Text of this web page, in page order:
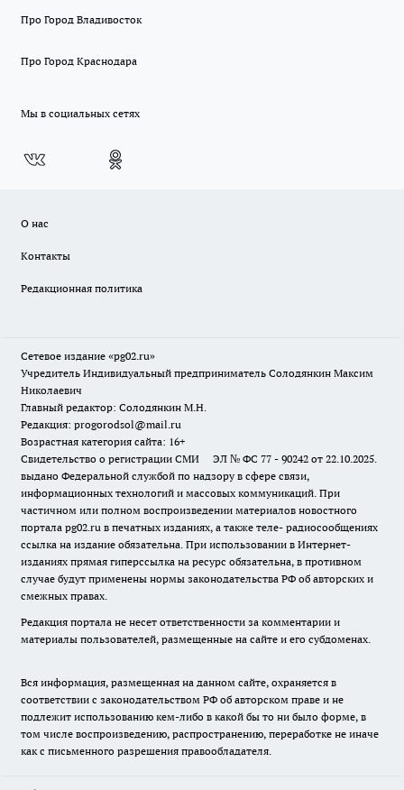
Про Город Владивосток
Про Город Краснодара
Мы в социальных сетях
О нас
Контакты
Редакционная политика
Сетевое издание «pg02.ru»
Учредитель Индивидуальный предприниматель Солодянкин Максим
Николаевич
Главный редактор: Солодянкин М.Н.
Редакция: progorodsol@mail.ru
Возрастная категория сайта: 16+
Свидетельство о регистрации СМИ ЭЛ № ФС 77 - 90242 от 22.10.2025.
выдано Федеральной службой по надзору в сфере связи,
информационных технологий и массовых коммуникаций. При
частичном или полном воспроизведении материалов новостного
портала pg02.ru в печатных изданиях, а также теле- радиосообщениях
ссылка на издание обязательна. При использовании в Интернет-
изданиях прямая гиперссылка на ресурс обязательна, в противном
случае будут применены нормы законодательства РФ об авторских и
смежных правах.
Редакция портала не несет ответственности за комментарии и
материалы пользователей, размещенные на сайте и его субдоменах.
Вся информация, размещенная на данном сайте, охраняется в
соответствии с законодательством РФ об авторском праве и не
подлежит использованию кем-либо в какой бы то ни было форме, в
том числе воспроизведению, распространению, переработке не иначе
как с письменного разрешения правообладателя.